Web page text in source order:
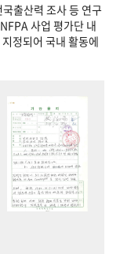
출산력 조사 등 연구
사업 평가단 내
정되어 국내 활동에